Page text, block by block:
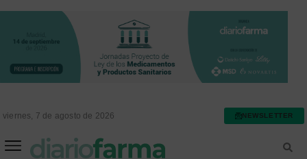
viernes, 7 de agosto de 2026 NEWSLETTER